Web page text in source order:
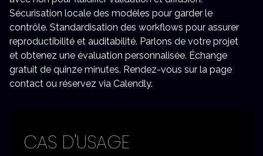
Sécurisation locale des modèles pour garder le
contrôle. Standardisation des workflows pour assurer
reproductibilité et auditabilité. Parlons de votre projet
et obtenez une évaluation personnalisée. Échange
gratuit de quinze minutes. Rendez-vous sur la page
contact ou réservez via Calendly.
CAS D'USAGE